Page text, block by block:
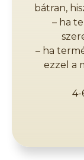
bátran,
– ha
– ha
ezzel a
4-